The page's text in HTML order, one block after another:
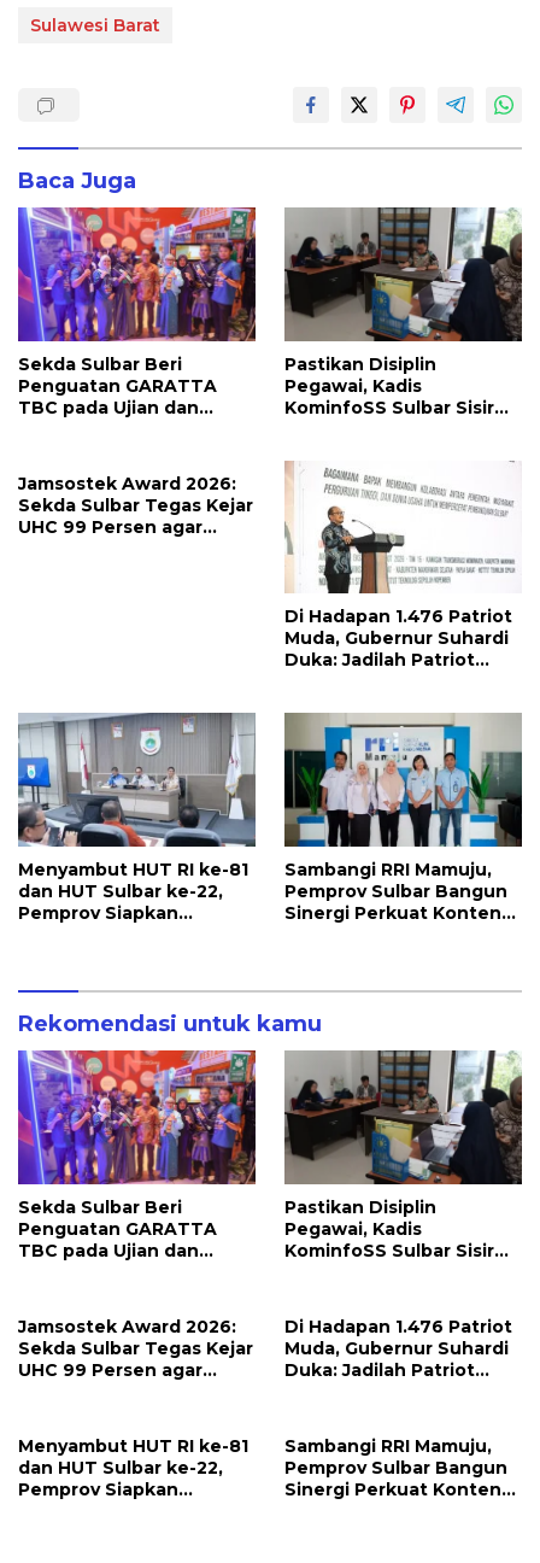
Sulawesi Barat
Baca Juga
Sekda Sulbar Beri
Penguatan GARATTA
TBC pada Ujian dan
Pastikan Disiplin
Pegawai, Kadis
KominfoSS Sulbar Sisir
Jamsostek Award 2026:
Sekda Sulbar Tegas Kejar
UHC 99 Persen agar
Di Hadapan 1.476 Patriot
Muda, Gubernur Suhardi
Duka: Jadilah Patriot
Menyambut HUT RI ke-81
dan HUT Sulbar ke-22,
Pemprov Siapkan
Sambangi RRI Mamuju,
Pemprov Sulbar Bangun
Sinergi Perkuat Konten
Rekomendasi untuk kamu
Sekda Sulbar Beri
Penguatan GARATTA
TBC pada Ujian dan
Pastikan Disiplin
Pegawai, Kadis
KominfoSS Sulbar Sisir
Jamsostek Award 2026:
Sekda Sulbar Tegas Kejar
UHC 99 Persen agar
Perlindungannya
Di Hadapan 1.476 Patriot
Muda, Gubernur Suhardi
Duka: Jadilah Patriot
Menyambut HUT RI ke-81
dan HUT Sulbar ke-22,
Pemprov Siapkan
Sambangi RRI Mamuju,
Pemprov Sulbar Bangun
Sinergi Perkuat Konten